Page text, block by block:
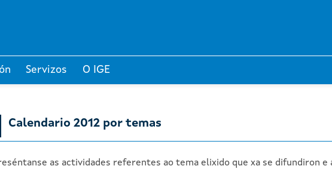
Servizos O IGE
Calendario 2012 por temas
as actividades referentes ao tema elixido que xa se difundiron